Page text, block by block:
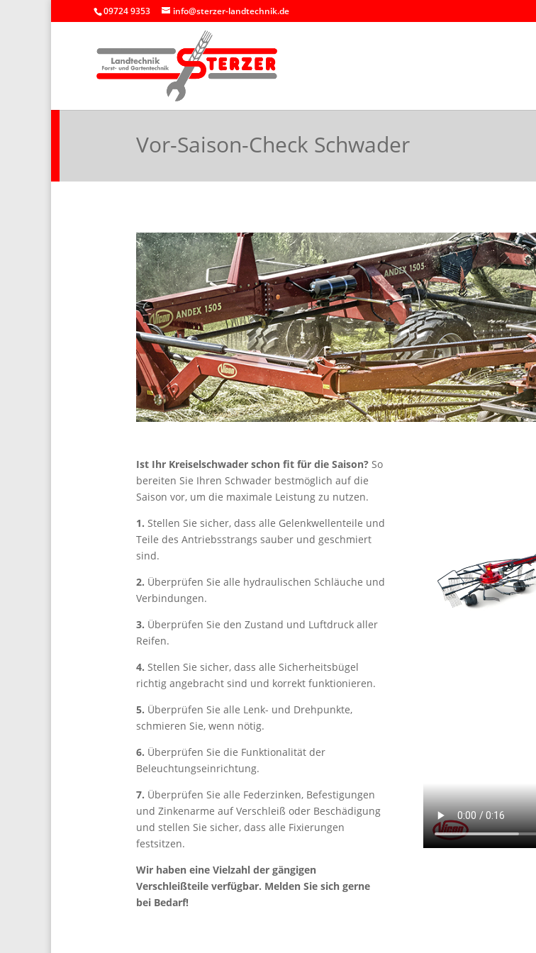
09724 9353 info@sterzer-landtechnik.de
Vor-Saison-Check Schwader
Ist Ihr Kreiselschwader schon fit für die Saison? So
bereiten Sie Ihren Schwader bestmöglich auf die
Saison vor, um die maximale Leistung zu nutzen.
1. Stellen Sie sicher, dass alle Gelenkwellenteile und
Teile des Antriebsstrangs sauber und geschmiert
sind.
2. Überprüfen Sie alle hydraulischen Schläuche und
Verbindungen.
3. Überprüfen Sie den Zustand und Luftdruck aller
Reifen.
4. Stellen Sie sicher, dass alle Sicherheitsbügel
richtig angebracht sind und korrekt funktionieren.
5. Überprüfen Sie alle Lenk- und Drehpunkte,
schmieren Sie, wenn nötig.
6. Überprüfen Sie die Funktionalität der
Beleuchtungseinrichtung.
7. Überprüfen Sie alle Federzinken, Befestigungen
und Zinkenarme auf Verschleiß oder Beschädigung
und stellen Sie sicher, dass alle Fixierungen
festsitzen.
Wir haben eine Vielzahl der gängigen
Verschleißteile verfügbar. Melden Sie sich gerne
bei Bedarf!